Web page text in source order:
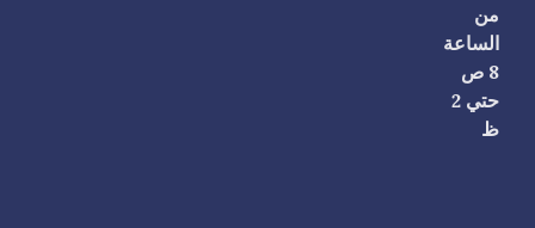
من
الساعة
8 ص
حتي 2
ظ